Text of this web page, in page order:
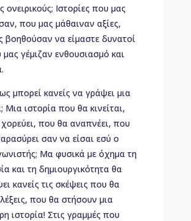
ονειρικούς; Ιστορίες που μας
που μας μάθαιναν αξίες,
βοηθούσαν να είμαστε δυνατοί
μας γέμιζαν ενθουσιασμό και
μπορεί κανείς να γράψει μια
Μια ιστορία που θα κινείται,
που θα αναπνέει, που
σαν να είσαι εσύ ο
Μα φυσικά με όχημα τη
και τη δημιουργικότητα θα
κανείς τις σκέψεις που θα
που θα στήσουν μια
ιστορία! Στις γραμμές που